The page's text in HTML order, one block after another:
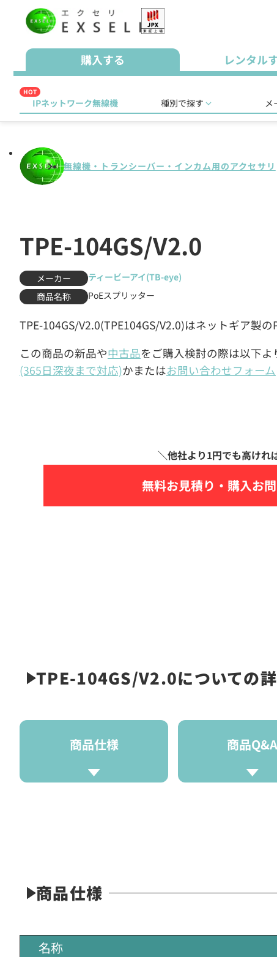
購入する レンタル
HOT
IPネットワーク無線機 種別で探す メ
無線機・トランシーバー・インカム用のアクセサリ
TPE-104GS/V2.0
メーカー
ティービーアイ(TB-eye)
商品名称
PoEスプリッター
TPE-104GS/V2.0(TPE104GS/V2.0)はネットギア製の
この商品の新品や中古品をご購入検討の際は以下
(365日深夜まで対応)かまたはお問い合わせフォーム
無料お見積り・ 購入お
TPE-104GS/V2.0についての
商品仕様 商品Q&A
商品仕様
名称